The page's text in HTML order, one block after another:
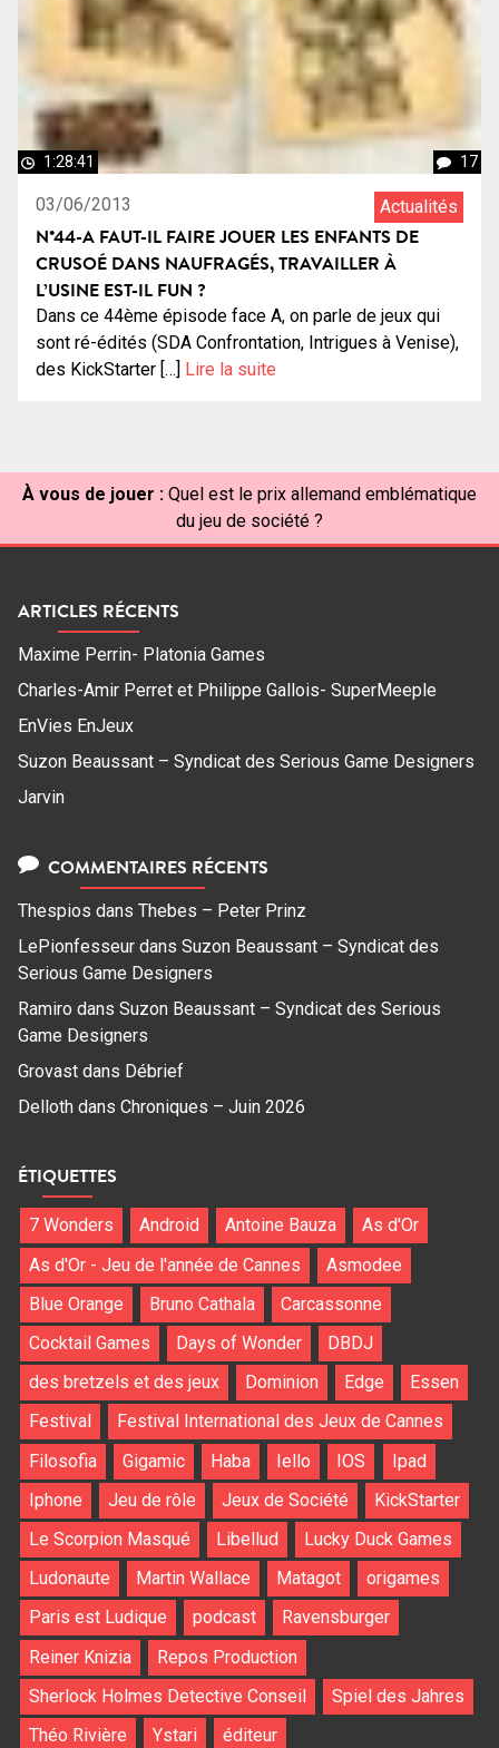
1:28:41 17
03/06/2013 Actualités
N°44-A FAUT-IL FAIRE JOUER LES ENFANTS DE
CRUSOÉ DANS NAUFRAGÉS, TRAVAILLER À
L’USINE EST-IL FUN ?
Dans ce 44ème épisode face A, on parle de jeux qui
sont ré-édités (SDA Confrontation, Intrigues à Venise),
des KickStarter […] Lire la suite
À vous de jouer : Quel est le prix allemand emblématique
du jeu de société ?
ARTICLES RÉCENTS
Maxime Perrin- Platonia Games
Charles-Amir Perret et Philippe Gallois- SuperMeeple
EnVies EnJeux
Suzon Beaussant – Syndicat des Serious Game Designers
Jarvin
COMMENTAIRES RÉCENTS
Thespios dans Thebes – Peter Prinz
LePionfesseur dans Suzon Beaussant – Syndicat des
Serious Game Designers
Ramiro dans Suzon Beaussant – Syndicat des Serious
Game Designers
Grovast dans Débrief
Delloth dans Chroniques – Juin 2026
ÉTIQUETTES
7 Wonders Android Antoine Bauza
As d'Or
As d'Or - Jeu de l'année de Cannes
Asmodee
Blue Orange
Bruno Cathala
Carcassonne
Cocktail Games
Days of Wonder
DBDJ
des bretzels et des jeux
Dominion Edge
Essen
Festival
Festival International des Jeux de Cannes
Filosofia
Gigamic Haba Iello IOS
Ipad
Iphone
Jeu de rôle Jeux de Société
KickStarter
Le Scorpion Masqué
Libellud
Lucky Duck Games
Ludonaute
Martin Wallace Matagot
origames
Paris est Ludique
podcast
Ravensburger
Reiner Knizia
Repos Production
Sherlock Holmes Detective Conseil
Spiel des Jahres
Théo Rivière
Ystari éditeur